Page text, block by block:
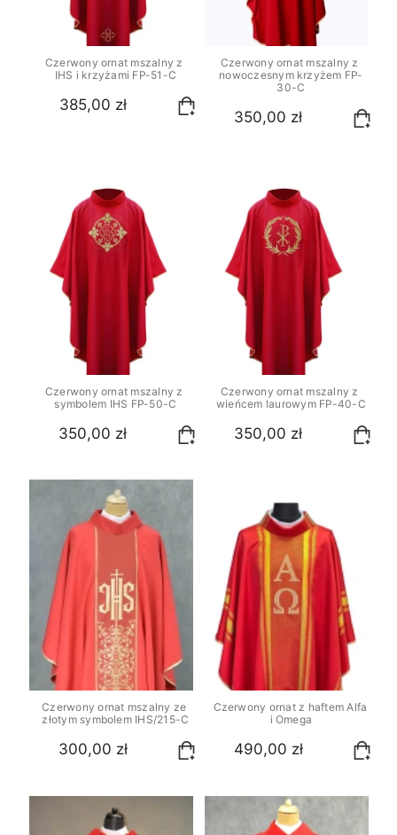
Czerwony ornat mszalny z
IHS i krzyżami FP-51-C
385,00 zł
Czerwony ornat mszalny z
nowoczesnym krzyżem FP-
30-C
350,00 zł
Czerwony ornat mszalny z
symbolem IHS FP-50-C
350,00 zł
Czerwony ornat mszalny z
wieńcem laurowym FP-40-C
350,00 zł
Czerwony ornat mszalny ze
złotym symbolem IHS/215-C
300,00 zł
Czerwony ornat z haftem Alfa
i Omega
490,00 zł